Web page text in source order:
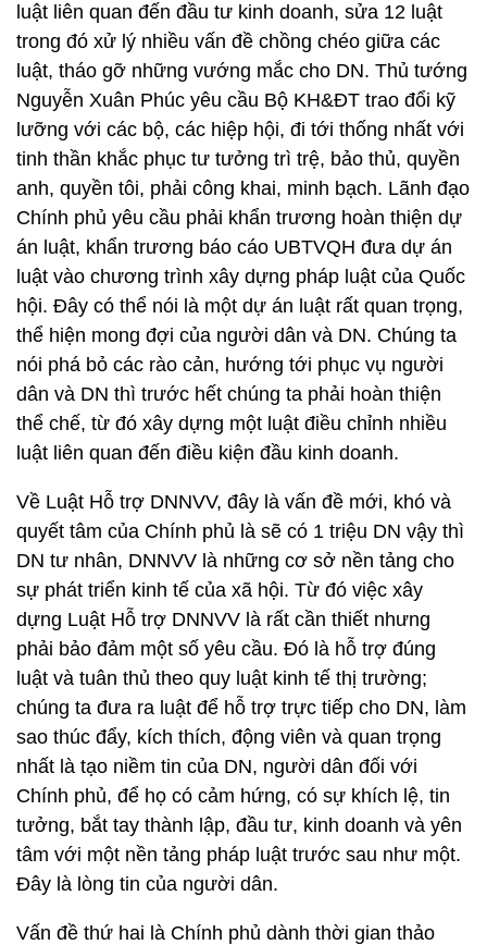
luật liên quan đến đầu tư kinh doanh, sửa 12 luật
trong đó xử lý nhiều vấn đề chồng chéo giữa các
luật, tháo gỡ những vướng mắc cho DN. Thủ tướng
Nguyễn Xuân Phúc yêu cầu Bộ KH&ĐT trao đổi kỹ
lưỡng với các bộ, các hiệp hội, đi tới thống nhất với
tinh thần khắc phục tư tưởng trì trệ, bảo thủ, quyền
anh, quyền tôi, phải công khai, minh bạch. Lãnh đạo
Chính phủ yêu cầu phải khẩn trương hoàn thiện dự
án luật, khẩn trương báo cáo UBTVQH đưa dự án
luật vào chương trình xây dựng pháp luật của Quốc
hội. Đây có thể nói là một dự án luật rất quan trọng,
thể hiện mong đợi của người dân và DN. Chúng ta
nói phá bỏ các rào cản, hướng tới phục vụ người
dân và DN thì trước hết chúng ta phải hoàn thiện
thể chế, từ đó xây dựng một luật điều chỉnh nhiều
luật liên quan đến điều kiện đầu kinh doanh.
Về Luật Hỗ trợ DNNVV, đây là vấn đề mới, khó và
quyết tâm của Chính phủ là sẽ có 1 triệu DN vậy thì
DN tư nhân, DNNVV là những cơ sở nền tảng cho
sự phát triển kinh tế của xã hội. Từ đó việc xây
dựng Luật Hỗ trợ DNNVV là rất cần thiết nhưng
phải bảo đảm một số yêu cầu. Đó là hỗ trợ đúng
luật và tuân thủ theo quy luật kinh tế thị trường;
chúng ta đưa ra luật để hỗ trợ trực tiếp cho DN, làm
sao thúc đẩy, kích thích, động viên và quan trọng
nhất là tạo niềm tin của DN, người dân đối với
Chính phủ, để họ có cảm hứng, có sự khích lệ, tin
tưởng, bắt tay thành lập, đầu tư, kinh doanh và yên
tâm với một nền tảng pháp luật trước sau như một.
Đây là lòng tin của người dân.
Vấn đề thứ hai là Chính phủ dành thời gian thảo